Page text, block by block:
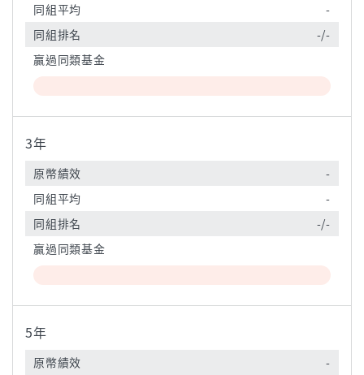
同組平均
-
同組排名
-/-
贏過同類基金
3年
原幣績效
-
同組平均
-
同組排名
-/-
贏過同類基金
5年
原幣績效 -